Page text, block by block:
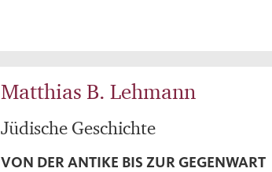
Matthias B. Lehmann
Jüdische Geschichte
VON DER ANTIKE BIS ZUR GEGENWART